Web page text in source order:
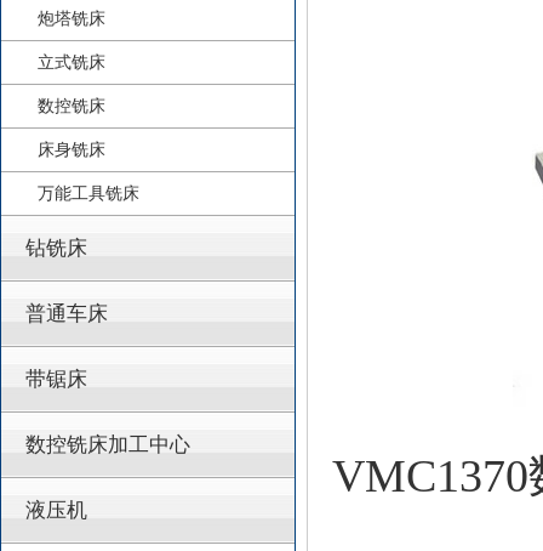
炮塔铣床
立式铣床
数控铣床
床身铣床
万能工具铣床
钻铣床
普通车床
带锯床
数控铣床加工中心
液压机